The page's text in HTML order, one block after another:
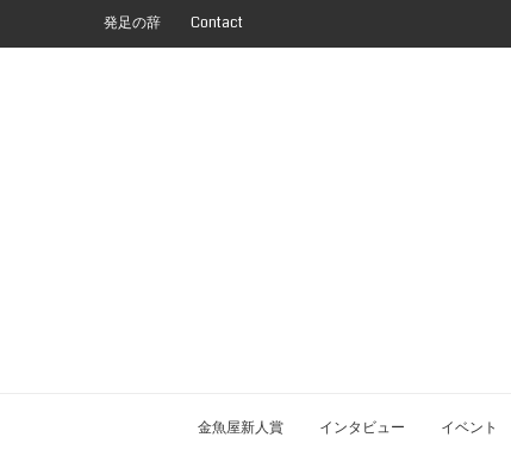
発足の辞 Contact
金魚屋新人賞 インタビュー イベント